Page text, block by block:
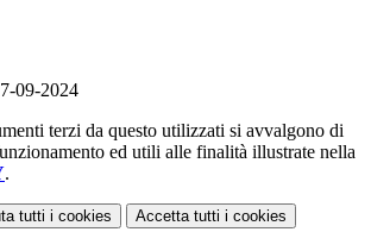
09-2024
terzi da questo utilizzati si avvalgono di
ed utili alle finalità illustrate nella
.
tutti i cookies Accetta tutti i cookies